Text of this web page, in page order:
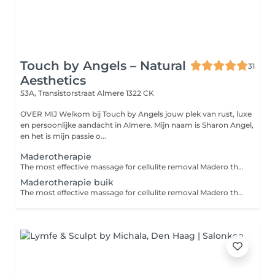
Touch by Angels – Natural
Aesthetics
31
53A, Transistorstraat Almere 1322 CK
OVER MIJ Welkom bij Touch by Angels jouw plek van rust, luxe
en persoonlijke aandacht in Almere. Mijn naam is Sharon Angel,
en het is mijn passie o...
Maderotherapie
The most effective massage for cellulite removal Madero therapie is een therapie die oorspronkelijk uit Colombia komt. Madero betekent hout in het Spaans. Het is een holistische massagetechniek met speciaal ontworpen anatomische houten elementen in verschillende maten en vormen. Deze therapie is speciaal voor mensen met onevenredige plaatselijke vetafzettingen en cellulite. Maderotherapie wordt aanbevolen voor; vermindering van cellulite vetverbranden stimulering van het lymfatische drainagesysteem elimineren van toxines versnellen van het metabolisme vermindering van gewicht terugkrijgen van contouren ontspanning versteviging van de spieren boost voor het immuunsysteem Na 5 behandelingen zie je al resultaat. Maderotherapie is 100% natuurlijk en niet invasief. Madero behandeling is ook in kuurverband te krijgen. Bij interesse passen wij deze in de salon aan!
Maderotherapie buik
The most effective massage for cellulite removal Madero therapie is een therapie die oorspronkelijk uit Colombia komt. Madero betekent hout in het Spaans. Het is een holistische massagetechniek met speciaal ontworpen anatomische houten elementen in verschillende maten en vormen. Deze therapie is speciaal voor mensen met onevenredige plaatselijke vetafzettingen en cellulite. Maderotherapie wordt aanbevolen voor; vermindering van cellulite vetverbranden stimulering van het lymfatische drainagesysteem elimineren van toxines versnellen van het metabolisme vermindering van gewicht terugkrijgen van contouren ontspanning versteviging van de spieren boost voor het immuunsysteem Na 5 behandelingen zie je al resultaat. Maderotherapie is 100% natuurlijk en niet invasief. Madero behandeling is ook in kuurverband te krijgen. Bij interesse passen wij deze in de salon aan!